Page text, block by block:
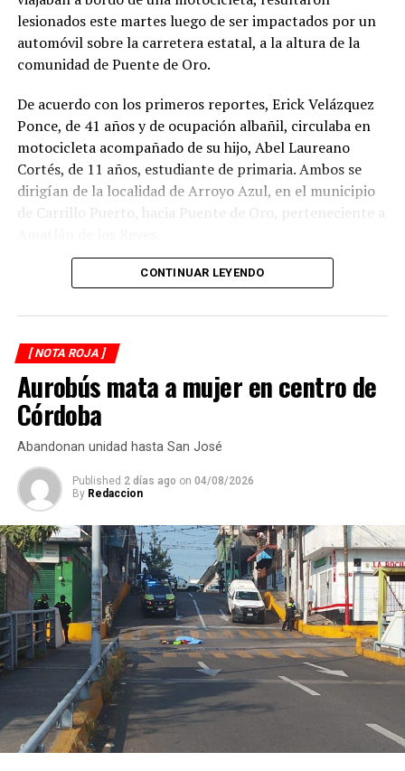
lesionados este martes luego de ser impactados por un
automóvil sobre la carretera estatal, a la altura de la
comunidad de Puente de Oro.
De acuerdo con los primeros reportes, Erick Velázquez
Ponce, de 41 años y de ocupación albañil, circulaba en
motocicleta acompañado de su hijo, Abel Laureano
Cortés, de 11 años, estudiante de primaria. Ambos se
dirigían de la localidad de Arroyo Azul, en el municipio
de Carrillo Puerto, hacia Puente de Oro, perteneciente a
El accidente ocurrió cuando, presuntamente, un
impactó por alcance, provocando que ambos cayeran
sobre la carpeta asfáltica.
Testigos solicitaron el apoyo de los cuerpos de
emergencia, quienes brindaron atención prehospitalaria
a los lesionados y los trasladaron a un hospital para su
valoración médica.
De acuerdo con versiones recabadas en el lugar, el
conductor del automóvil permaneció en el sitio tras el
percance, en tanto las autoridades realizaron las
diligencias correspondientes para determinar las causas
del accidente y el deslinde de responsabilidades.
CONTINUAR LEYENDO
[ NOTA ROJA ]
Aurobús mata a mujer en centro de
Córdoba
Abandonan unidad hasta San José
Published 2 días ago on 04/08/2026
By Redaccion